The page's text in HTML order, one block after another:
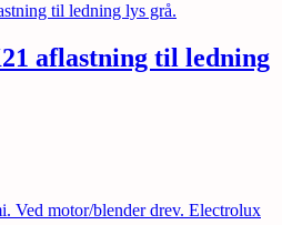
aflastning til ledning